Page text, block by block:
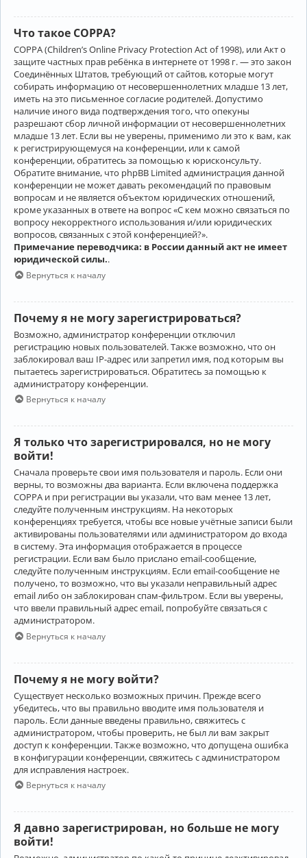
Что такое COPPA?
COPPA (Children’s Online Privacy Protection Act of 1998), или Акт о
защите частных прав ребёнка в интернете от 1998 г. — это закон
Соединённых Штатов, требующий от сайтов, которые могут
собирать информацию от несовершеннолетних младше 13 лет,
иметь на это письменное согласие родителей. Допустимо
наличие иного вида подтверждения того, что опекуны
разрешают сбор личной информации от несовершеннолетних
младше 13 лет. Если вы не уверены, применимо ли это к вам, как
к регистрирующемуся на конференции, или к самой
конференции, обратитесь за помощью к юрисконсульту.
Обратите внимание, что phpBB Limited администрация данной
конференции не может давать рекомендаций по правовым
вопросам и не является объектом юридических отношений,
кроме указанных в ответе на вопрос «С кем можно связаться по
вопросу некорректного использования и/или юридических
вопросов, связанных с этой конференцией?».
Примечание переводчика: в России данный акт не имеет
юридической силы..
Вернуться к началу
Почему я не могу зарегистрироваться?
Возможно, администратор конференции отключил
регистрацию новых пользователей. Также возможно, что он
заблокировал ваш IP-адрес или запретил имя, под которым вы
пытаетесь зарегистрироваться. Обратитесь за помощью к
администратору конференции.
Вернуться к началу
Я только что зарегистрировался, но не могу
войти!
Сначала проверьте свои имя пользователя и пароль. Если они
верны, то возможны два варианта. Если включена поддержка
COPPA и при регистрации вы указали, что вам менее 13 лет,
следуйте полученным инструкциям. На некоторых
конференциях требуется, чтобы все новые учётные записи были
активированы пользователями или администратором до входа
в систему. Эта информация отображается в процессе
регистрации. Если вам было прислано email-сообщение,
следуйте полученным инструкциям. Если email-сообщение не
получено, то возможно, что вы указали неправильный адрес
email либо он заблокирован спам-фильтром. Если вы уверены,
что ввели правильный адрес email, попробуйте связаться с
администратором.
Вернуться к началу
Почему я не могу войти?
Существует несколько возможных причин. Прежде всего
убедитесь, что вы правильно вводите имя пользователя и
пароль. Если данные введены правильно, свяжитесь с
администратором, чтобы проверить, не был ли вам закрыт
доступ к конференции. Также возможно, что допущена ошибка
в конфигурации конференции, свяжитесь с администратором
для исправления настроек.
Вернуться к началу
Я давно зарегистрирован, но больше не могу
войти!